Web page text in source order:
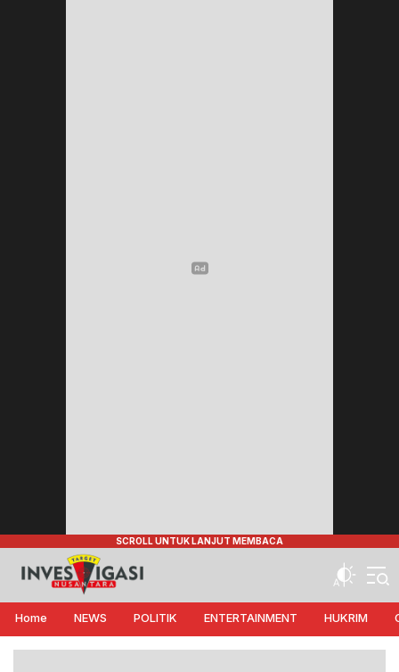
Target Investigasi Nusantara
Edukasi Nusantara
Home NEWS POLITIK ENTERTAINMENT HUKRIM